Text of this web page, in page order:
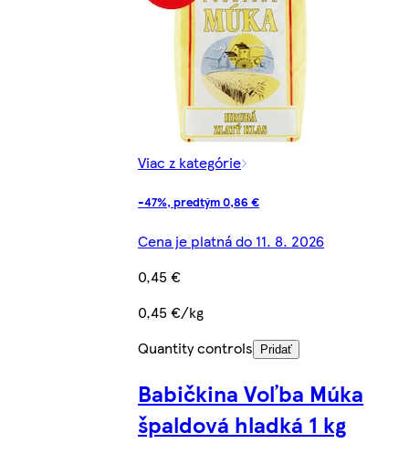
Viac z kategórie
-47%, predtým 0,86 €
Cena je platná do 11. 8. 2026
0,45 €
0,45 €/kg
Quantity controls
Pridať
Babičkina Voľba Múka
špaldová hladká 1 kg